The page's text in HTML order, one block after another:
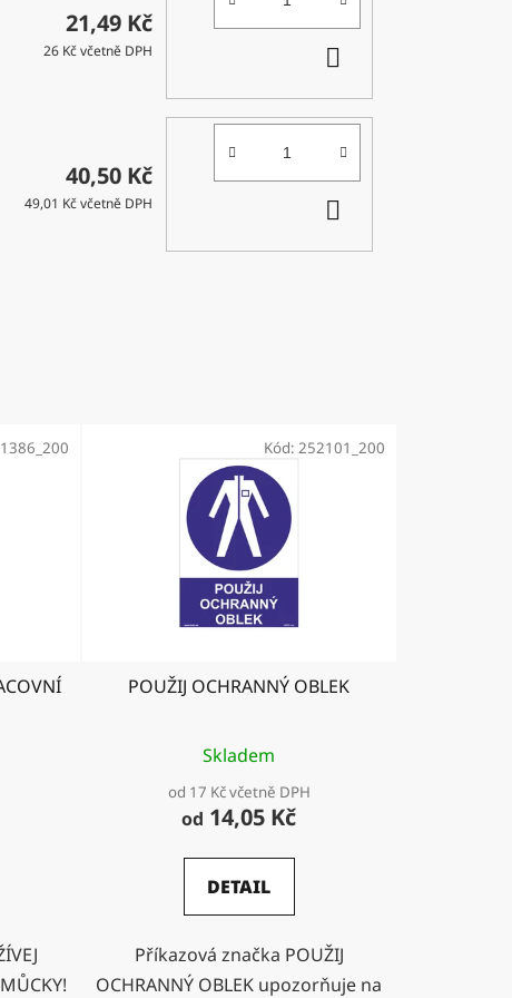
21,49 Kč
26 Kč včetně DPH
KOŠÍKU
40,50 Kč
49,01 Kč včetně DPH
KOŠÍKU
1386_200
POUŽIJ OCHRANNÝ OBLEK
Skladem
od 17 Kč včetně DPH
od 14,05 Kč
DETAIL
Příkazová značka POUŽIJ
OCHRANNÝ OBLEK upozorňuje na
Kód: 252101_200